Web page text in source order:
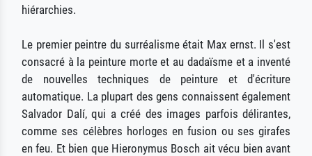
hiérarchies.
Le premier peintre du surréalisme était Max ernst. Il s'est
consacré à la peinture morte et au dadaïsme et a inventé
de nouvelles techniques de peinture et d'écriture
automatique. La plupart des gens connaissent également
Salvador Dalí, qui a créé des images parfois délirantes,
comme ses célèbres horloges en fusion ou ses girafes
en feu. Et bien que Hieronymus Bosch ait vécu bien avant